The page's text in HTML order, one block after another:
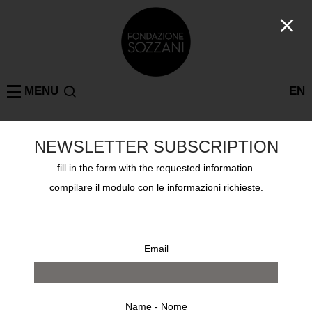
EN
MENU
SØREN GEORG JENSEN
NEWSLETTER SUBSCRIPTION
fill in the form with the requested information.
compilare il modulo con le informazioni richieste.
Email
Name - Nome